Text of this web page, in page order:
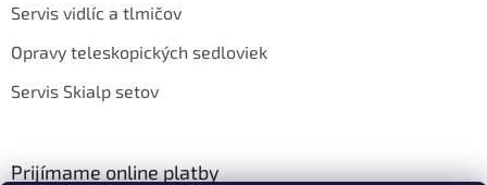
Servis vidlíc a tlmičov
Opravy teleskopických sedloviek
Servis Skialp setov
Prijímame online platby